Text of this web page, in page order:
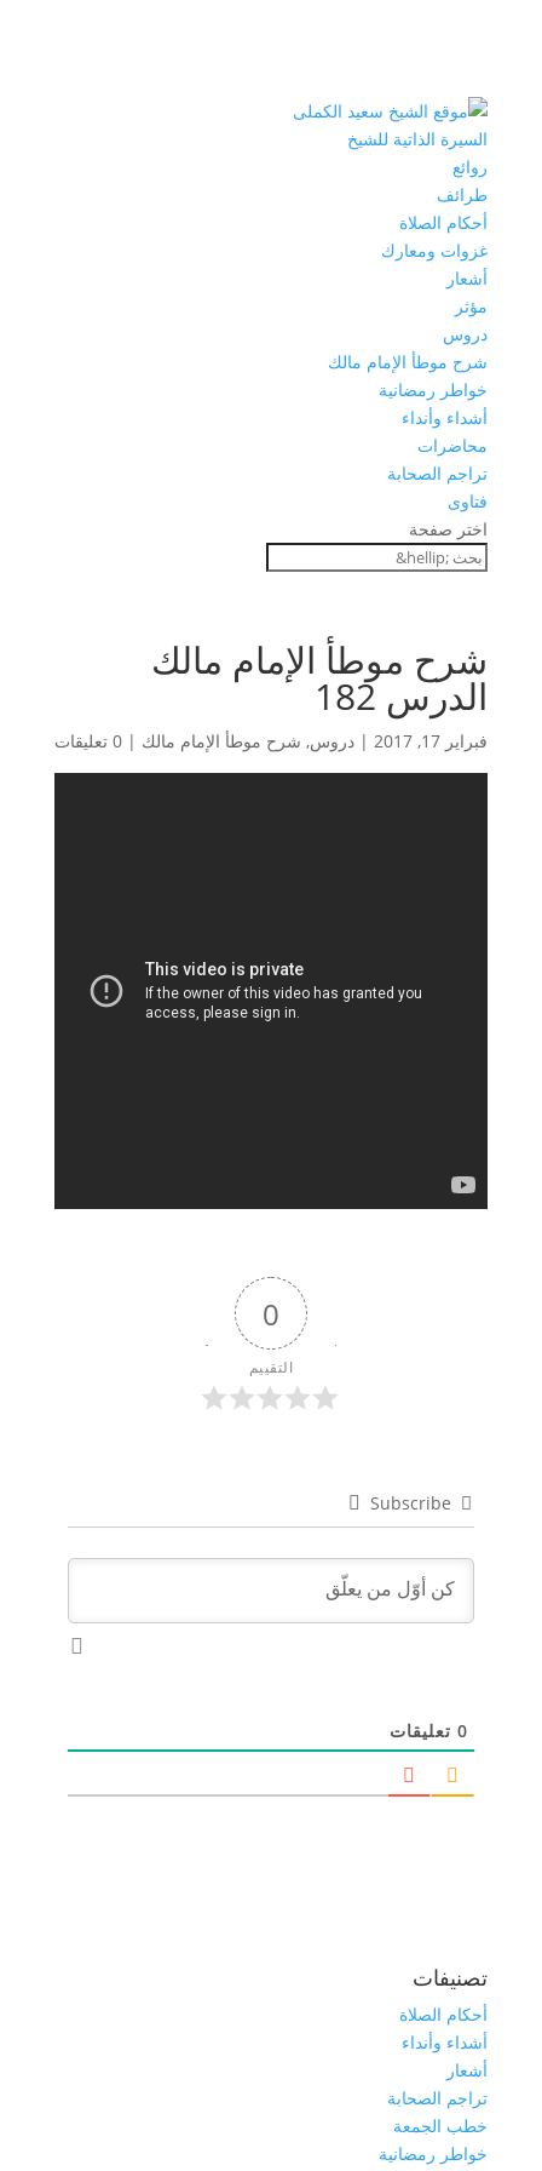
السيرة الذاتية للشيخ
روائع
طرائف
أحكام الصلاة
غزوات ومعارك
أشعار
مؤثر
دروس
شرح موطأ الإمام مالك
خواطر رمضانية
أشداء وأنداء
محاضرات
تراجم الصحابة
فتاوى
اختر صفحة
شرح موطأ الإمام مالك
الدرس 182
فبراير 17, 2017 | دروس, شرح موطأ الإمام مالك | 0 تعليقات
0
التقييم
Subscribe
0تعليقات
تصنيفات
أحكام الصلاة
أشداء وأنداء
أشعار
تراجم الصحابة
خطب الجمعة
خواطر رمضانية